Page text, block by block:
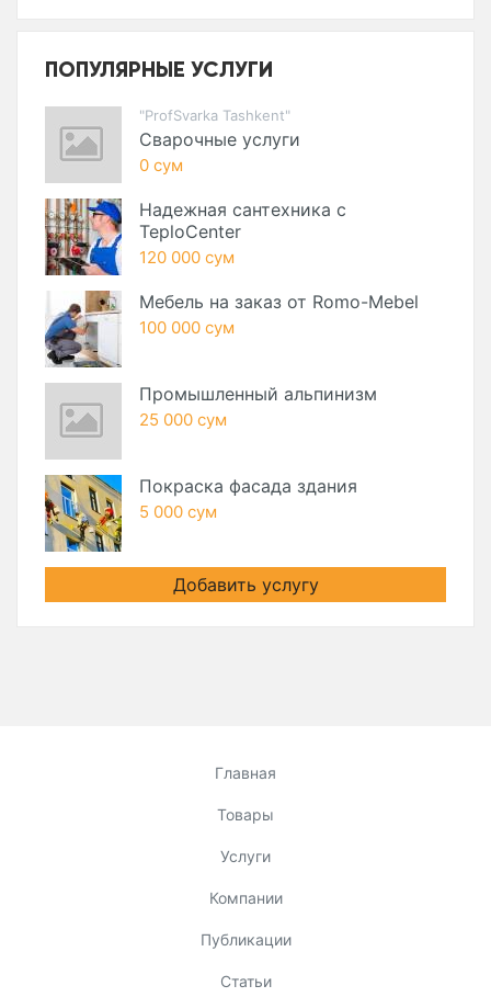
ПОПУЛЯРНЫЕ УСЛУГИ
"ProfSvarka Tashkent"
Сварочные услуги
0 сум
Надежная сантехника с
TeploCenter
120 000 сум
Мебель на заказ от Romo-Mebel
100 000 сум
Промышленный альпинизм
25 000 сум
Покраска фасада здания
5 000 сум
Добавить услугу
Главная
Товары
Услуги
Компании
Публикации
Статьи